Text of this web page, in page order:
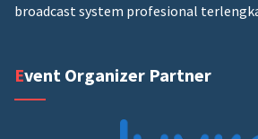
broadcast system profesional
Event Organizer Partner